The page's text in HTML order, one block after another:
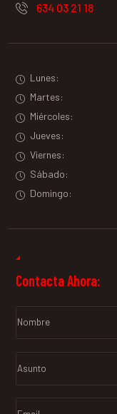
634 03 21 18
Lunes:
Martes:
Miércoles:
Jueves:
Viernes:
Sábado:
Domingo:
Contacta Ahora: